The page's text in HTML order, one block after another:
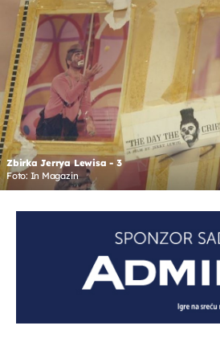
Zbirka Jerrya Lewisa - 3
Foto: In Magazin
OMOGUĆI